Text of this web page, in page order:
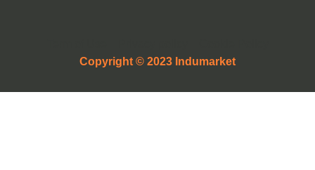
Copyright © 2023 Indumarket